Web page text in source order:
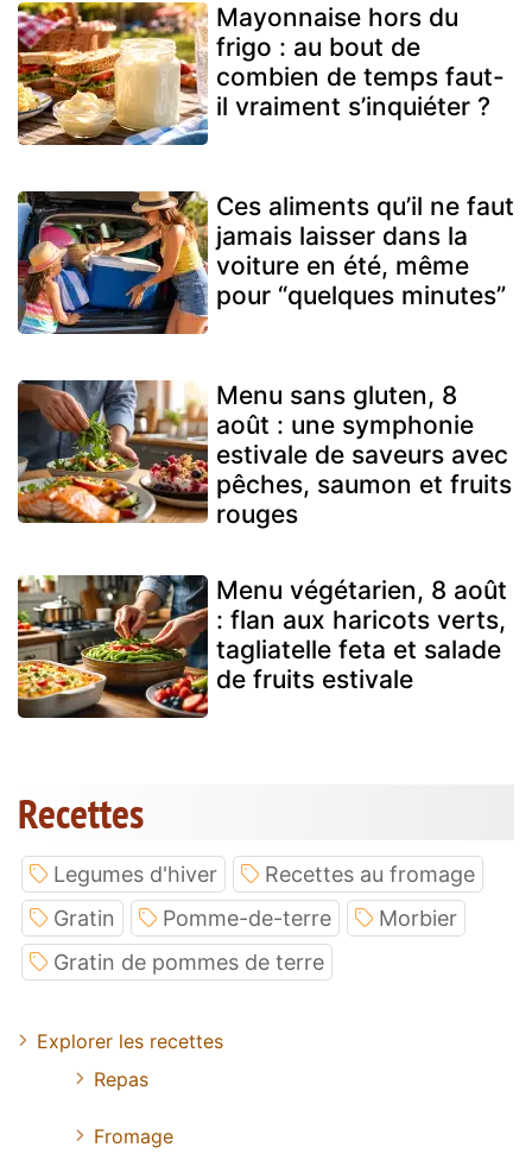
Mayonnaise hors du
frigo : au bout de
combien de temps faut-
il vraiment s’inquiéter ?
Ces aliments qu’il ne faut
jamais laisser dans la
voiture en été, même
pour “quelques minutes”
Menu sans gluten, 8
août : une symphonie
estivale de saveurs avec
pêches, saumon et fruits
rouges
Menu végétarien, 8 août
: flan aux haricots verts,
tagliatelle feta et salade
de fruits estivale
Recettes
Legumes d'hiver
Recettes au fromage
Gratin
Pomme-de-terre
Morbier
Gratin de pommes de terre
Explorer les recettes
Repas
Fromage